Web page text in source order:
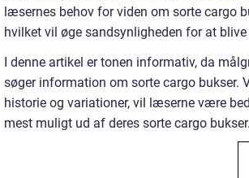
læsernes behov for viden om sorte cargo
hvilket vil øge sandsynligheden for at
I denne artikel er tonen informativ, da
søger information om sorte cargo bukser.
historie og variationer, vil læserne være
mest muligt ud af deres sorte cargo bukser.